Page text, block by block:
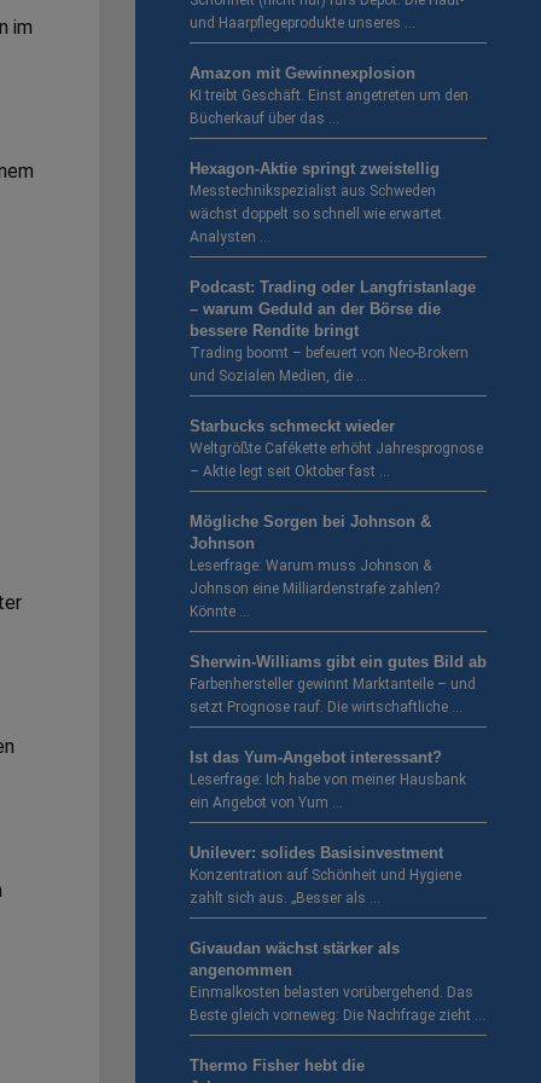
im
und Haarpflegeprodukte unseres …
Amazon mit Gewinnexplosion
KI treibt Geschäft. Einst angetreten um den
Bücherkauf über das …
Hexagon-Aktie springt zweistellig
Messtechnikspezialist aus Schweden
wächst doppelt so schnell wie erwartet.
Analysten …
Podcast: Trading oder Langfristanlage
– warum Geduld an der Börse die
bessere Rendite bringt
Trading boomt – befeuert von Neo-Brokern
und Sozialen Medien, die …
Starbucks schmeckt wieder
Weltgrößte Cafékette erhöht Jahresprognose
– Aktie legt seit Oktober fast …
Mögliche Sorgen bei Johnson &
Johnson
Leserfrage: Warum muss Johnson &
Johnson eine Milliardenstrafe zahlen?
Könnte …
Sherwin-Williams gibt ein gutes Bild ab
Farbenhersteller gewinnt Marktanteile – und
setzt Prognose rauf. Die wirtschaftliche …
Ist das Yum-Angebot interessant?
Leserfrage: Ich habe von meiner Hausbank
ein Angebot von Yum …
Unilever: solides Basisinvestment
Konzentration auf Schönheit und Hygiene
zahlt sich aus. „Besser als …
Givaudan wächst stärker als
angenommen
Einmalkosten belasten vorübergehend. Das
Beste gleich vorneweg: Die Nachfrage zieht …
Thermo Fisher hebt die